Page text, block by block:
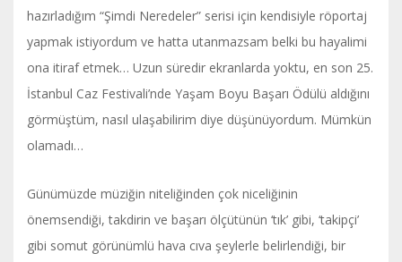
hazırladığım “Şimdi Neredeler” serisi için kendisiyle röportaj
yapmak istiyordum ve hatta utanmazsam belki bu hayalimi
ona itiraf etmek… Uzun süredir ekranlarda yoktu, en son 25.
İstanbul Caz Festivali’nde Yaşam Boyu Başarı Ödülü aldığını
görmüştüm, nasıl ulaşabilirim diye düşünüyordum. Mümkün
olamadı…
Günümüzde müziğin niteliğinden çok niceliğinin
önemsendiği, takdirin ve başarı ölçütünün ‘tık’ gibi, ‘takipçi’
gibi somut görünümlü hava cıva şeylerle belirlendiği, bir